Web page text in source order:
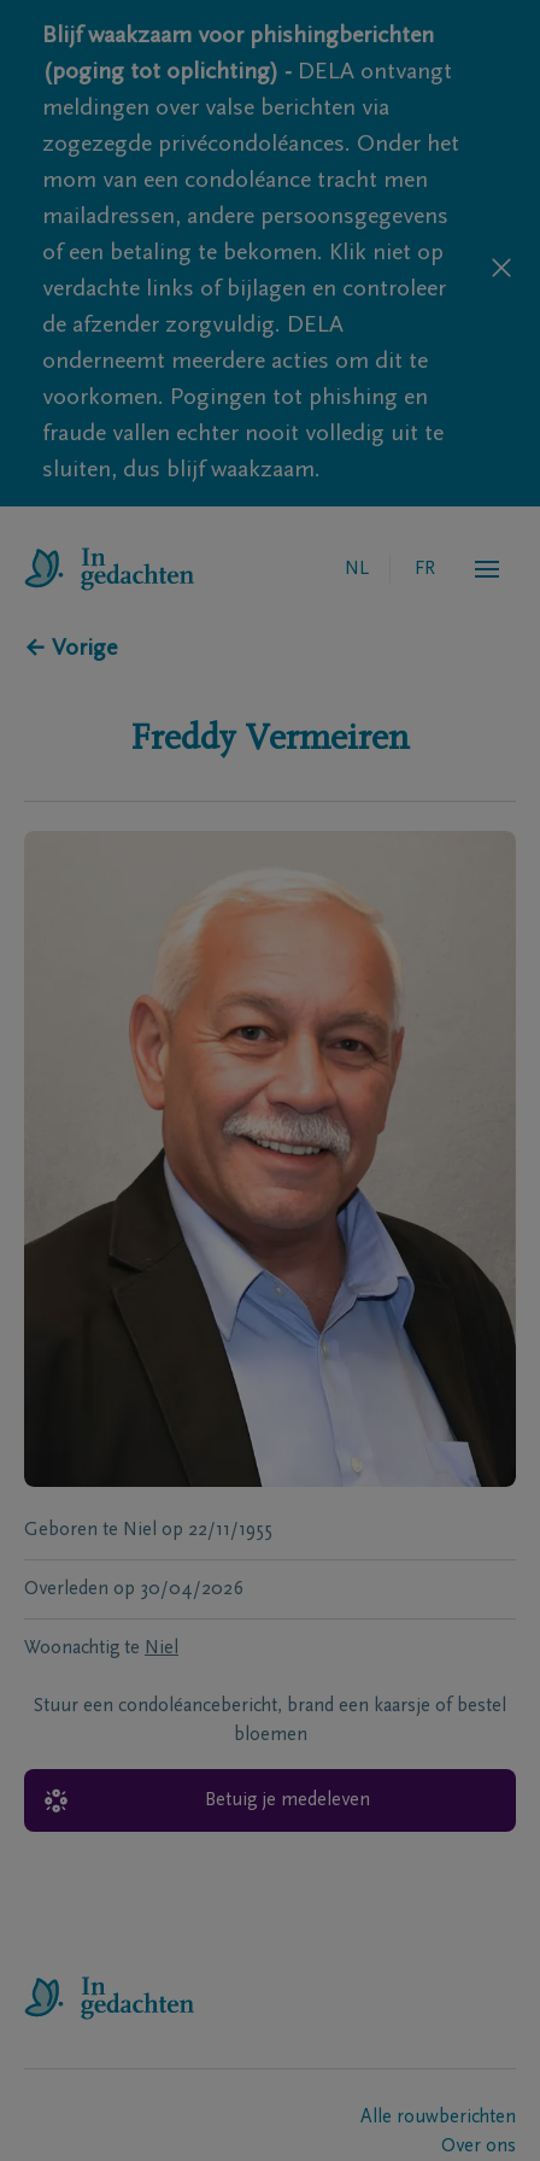
Blijf waakzaam voor phishingberichten
(poging tot oplichting) - DELA ontvangt
meldingen over valse berichten via
zogezegde privécondoléances. Onder het
mom van een condoléance tracht men
mailadressen, andere persoonsgegevens
of een betaling te bekomen. Klik niet op
verdachte links of bijlagen en controleer
de afzender zorgvuldig. DELA
onderneemt meerdere acties om dit te
voorkomen. Pogingen tot phishing en
fraude vallen echter nooit volledig uit te
sluiten, dus blijf waakzaam.
NL FR
← Vorige
Freddy Vermeiren
Geboren te Niel op 22/11/1955
Overleden op 30/04/2026
Woonachtig te Niel
Stuur een condoléancebericht, brand een kaarsje of bestel
bloemen
Betuig je medeleven
Alle rouwberichten
Over ons